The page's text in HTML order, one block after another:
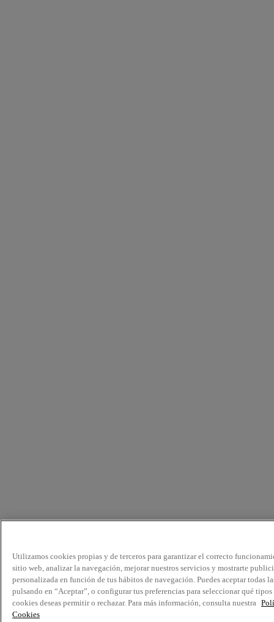
Utilizamos cookies propias y de terceros para garantizar el correcto
sitio web, analizar la navegación, mejorar nuestros servicios y mostrarte
personalizada en función de tus hábitos de navegación. Puedes aceptar todas
pulsando en “Aceptar”, o configurar tus preferencias para seleccionar qué tipos
cookies deseas permitir o rechazar. Para más información, consulta nuestra
Cookies